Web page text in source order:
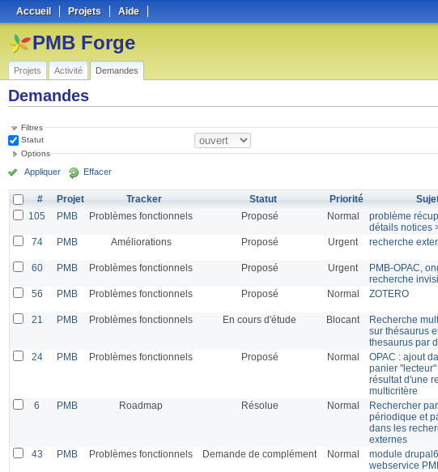
Accueil Projets Aide
PMB Forge
Projets Activité Demandes
Demandes
Filtres
Statut
Options
Appliquer Effacer
# Projet Tracker Statut Priorité
105
PMB Problèmes fonctionnels Proposé Normal
problème
détails notices
74 PMB Améliorations Proposé Urgent recherche
60 PMB Problèmes fonctionnels Proposé Urgent
PMB-OPAC,
recherche
56 PMB Problèmes fonctionnels Proposé Normal ZOTERO
21 PMB Problèmes fonctionnels En cours d'étude Blocant
Recherche
sur thésaurus
thesaurus par
24 PMB Problèmes fonctionnels Proposé Normal
OPAC : ajout
panier "lecteur"
résultat d'une
multicritère
6 PMB Roadmap Résolue Normal
Rechercher
périodique et
dans les
externes
43 PMB Problèmes fonctionnels Demande de complément Normal
module
webservice